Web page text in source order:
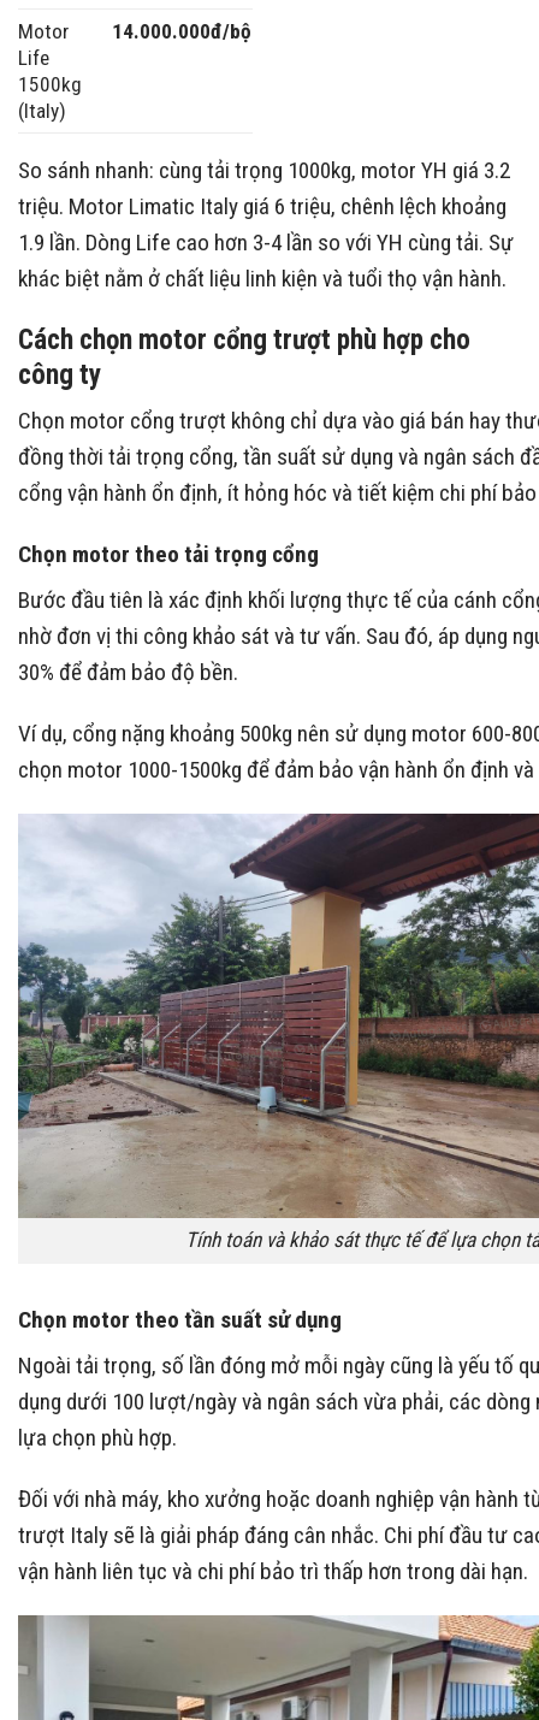
Motor
Life
1500kg
(Italy)
14.000.000đ/bộ
So sánh nhanh: cùng tải trọng 1000kg, motor YH giá 3.2
triệu. Motor Limatic Italy giá 6 triệu, chênh lệch khoảng
1.9 lần. Dòng Life cao hơn 3-4 lần so với YH cùng tải. Sự
khác biệt nằm ở chất liệu linh kiện và tuổi thọ vận hành.
Cách chọn motor cổng trượt phù hợp cho
công ty
Chọn motor cổng trượt không chỉ dựa vào giá bán hay
đồng thời tải trọng cổng, tần suất sử dụng và ngân sách
cổng vận hành ổn định, ít hỏng hóc và tiết kiệm chi phí
Chọn motor theo tải trọng cổng
Bước đầu tiên là xác định khối lượng thực tế của cánh
nhờ đơn vị thi công khảo sát và tư vấn. Sau đó, áp dụng
30% để đảm bảo độ bền.
Ví dụ, cổng nặng khoảng 500kg nên sử dụng motor 600-
chọn motor 1000-1500kg để đảm bảo vận hành ổn định
Tính toán và khảo sát thực tế để lựa chọn
Chọn motor theo tần suất sử dụng
Ngoài tải trọng, số lần đóng mở mỗi ngày cũng là yếu tố
dụng dưới 100 lượt/ngày và ngân sách vừa phải, các
lựa chọn phù hợp.
Đối với nhà máy, kho xưởng hoặc doanh nghiệp vận
trượt Italy sẽ là giải pháp đáng cân nhắc. Chi phí đầu tư
vận hành liên tục và chi phí bảo trì thấp hơn trong dài hạn.